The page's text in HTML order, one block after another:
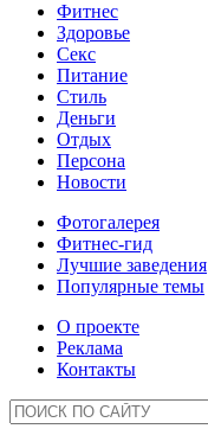
Фитнес
Здоровье
Секс
Питание
Стиль
Деньги
Отдых
Персона
Новости
Фотогалерея
Фитнес-гид
Лучшие заведения
Популярные темы
О проекте
Реклама
Контакты